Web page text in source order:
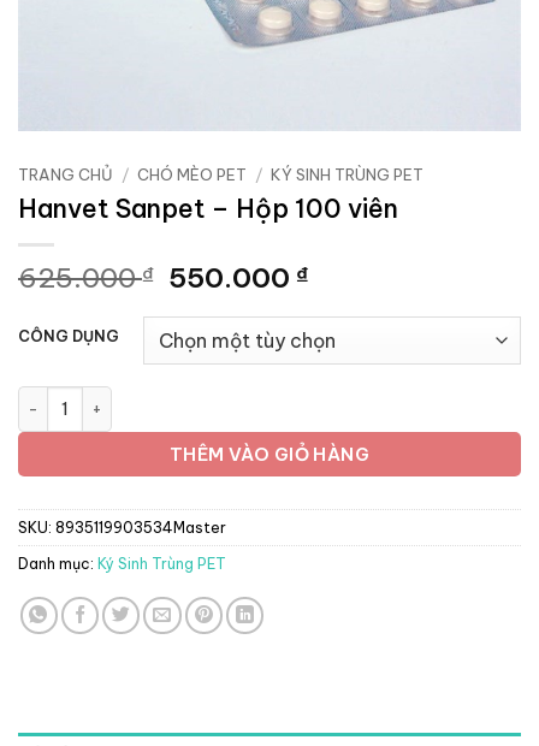
TRANG CHỦ / CHÓ MÈO PET / KÝ SINH TRÙNG PET
Hanvet Sanpet – Hộp 100 viên
625.000₫ Giá
là:
625.000 ₫.
550.000 ₫Giá
tại
là:
CÔNG DỤNG
Hanvet Sanpet - Hộp 100 viên số lượng
THÊM VÀO GIỎ HÀNG
SKU: 8935119903534Master
Danh mục: Ký Sinh Trùng PET